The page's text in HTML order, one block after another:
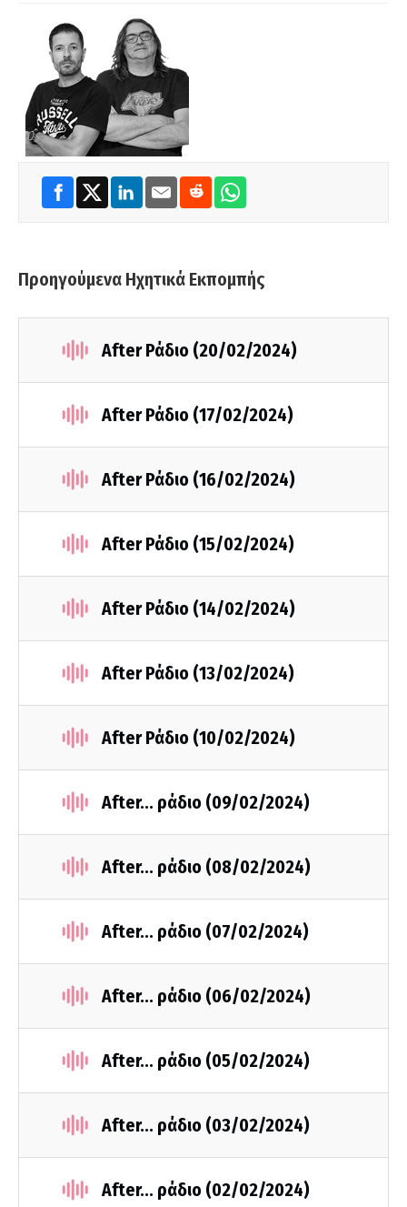
Προηγούμενα Ηχητικά Εκπομπής
After Ράδιο (20/02/2024)
After Ράδιο (17/02/2024)
After Ράδιο (16/02/2024)
After Ράδιο (15/02/2024)
After Ράδιο (14/02/2024)
After Ράδιο (13/02/2024)
After Ράδιο (10/02/2024)
After... ράδιο (09/02/2024)
After... ράδιο (08/02/2024)
After... ράδιο (07/02/2024)
After... ράδιο (06/02/2024)
After... ράδιο (05/02/2024)
After... ράδιο (03/02/2024)
After... ράδιο (02/02/2024)